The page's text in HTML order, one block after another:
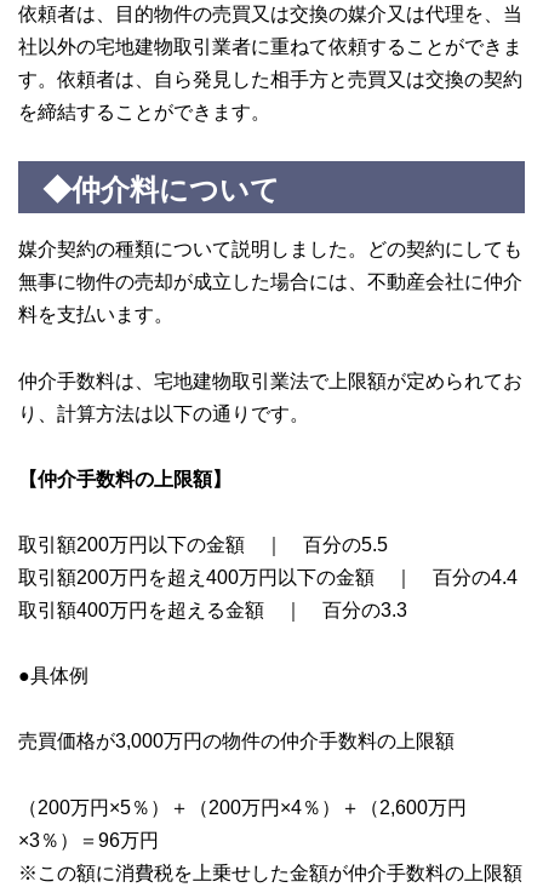
依頼者は、目的物件の売買又は交換の媒介又は代理を、当
社以外の宅地建物取引業者に重ねて依頼することができま
す。依頼者は、自ら発見した相手方と売買又は交換の契約
を締結することができます。
◆仲介料について
媒介契約の種類について説明しました。どの契約にしても
無事に物件の売却が成立した場合には、不動産会社に仲介
料を支払います。
仲介手数料は、宅地建物取引業法で上限額が定められてお
り、計算方法は以下の通りです。
【仲介手数料の上限額】
取引額200万円以下の金額 ｜ 百分の5.5
取引額200万円を超え400万円以下の金額 ｜ 百分の4.4
取引額400万円を超える金額 ｜ 百分の3.3
●具体例
売買価格が3,000万円の物件の仲介手数料の上限額
（200万円×5％）＋（200万円×4％）＋（2,600万円
×3％）＝96万円
※この額に消費税を上乗せした金額が仲介手数料の上限額